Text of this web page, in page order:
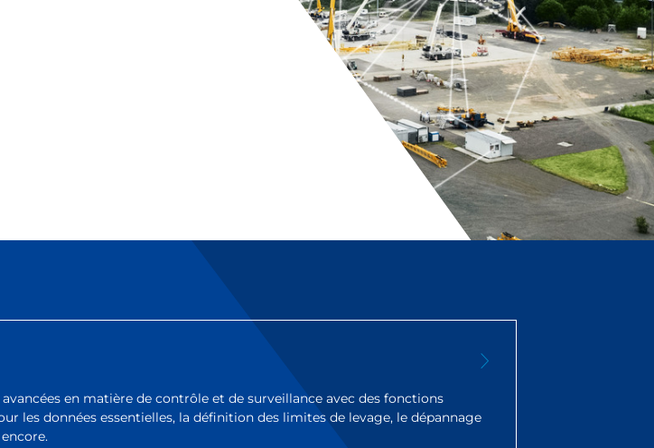
avancées en matière de contrôle et de surveillance avec des fonctions
les données essentielles, la définition des limites de levage, le dépannage